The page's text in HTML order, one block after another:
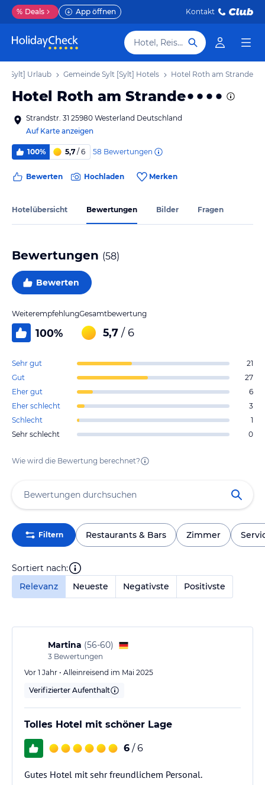
% Deals App öffnen Kontakt
Hotel, Reiseziel
[Sylt] Urlaub Gemeinde Sylt [Sylt] Hotels Hotel Roth am Strande
Hotel Roth am Strande
Strandstr. 31 25980 Westerland Deutschland
Auf Karte anzeigen
100% 5,7 / 6 58 Bewertungen
Bewerten Hochladen Merken
Hotelübersicht Bewertungen Bilder Fragen
Bewertungen (58)
Bewerten
Weiterempfehlung
100%
Gesamtbewertung
5,7 / 6
Sehr gut
21
Gut
27
Eher gut
6
Eher schlecht
3
Schlecht
1
Sehr schlecht
0
Wie wird die Bewertung berechnet?
Filtern Restaurants & Bars Zimmer
Sortiert nach:
Relevanz
Neueste Negativste Positivste
Martina (56-60)
3 Bewertungen
Vor 1 Jahr • Alleinreisend im Mai 2025
Verifizierter Aufenthalt
Tolles Hotel mit schöner Lage
6 / 6
Gutes Hotel mit sehr freundlichem Personal.